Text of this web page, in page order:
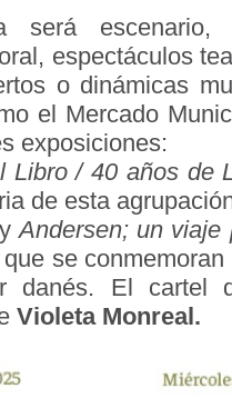
será escenario,
espectáculos
o dinámicas
el Mercado
exposiciones:
Libro / 40 años de
de esta
yAndersen; un viaje
se
danés. El cartel
Violeta Monreal.